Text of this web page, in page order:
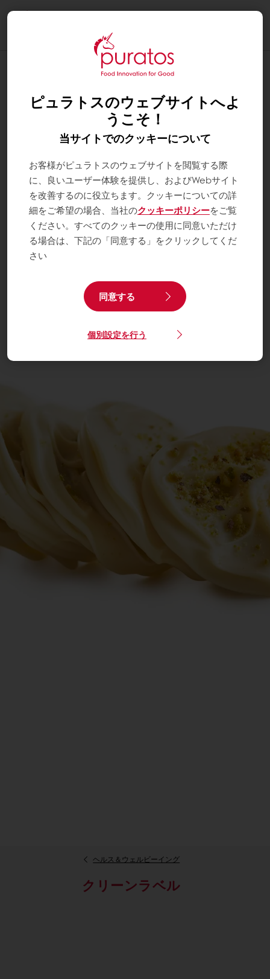
ヘルス＆ウェルビーイング
クリーンラベル
ピュラトスのウェブサイトへよ
うこそ！
当サイトでのクッキーについて
お客様がピュラトスのウェブサイトを閲覧する際
に、良いユーザー体験を提供し、およびWebサイト
を改善するのに役立ちます。クッキーについての詳
細をご希望の場合、当社のクッキーポリシーをご覧
ください。すべてのクッキーの使用に同意いただけ
る場合は、下記の「同意する」をクリックしてくだ
さい
同意する
個別設定を行う